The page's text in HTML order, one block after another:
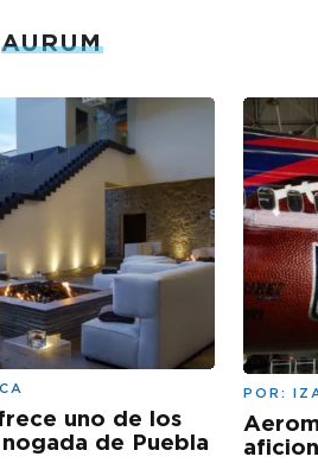
AURUM
uno de los
de Puebla
POR: